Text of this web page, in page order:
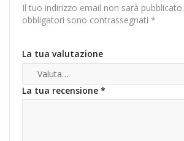
Il tuo indirizzo email non sarà pubblicato.
obbligatori sono contrassegnati *
La tua valutazione
La tua recensione *